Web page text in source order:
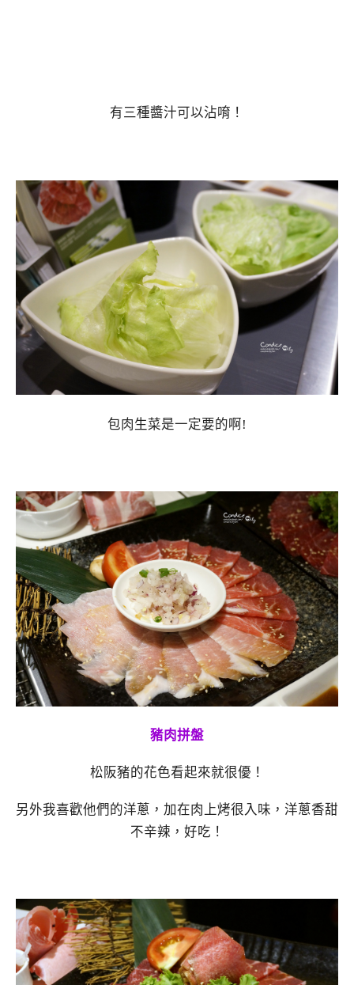
有三種醬汁可以沾唷！
包肉生菜是一定要的啊!
豬肉拼盤
松阪豬的花色看起來就很優！
另外我喜歡他們的洋蔥，加在肉上烤很入味，洋蔥香甜
不辛辣，好吃！